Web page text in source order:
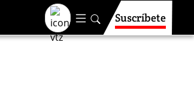
Suscríbete